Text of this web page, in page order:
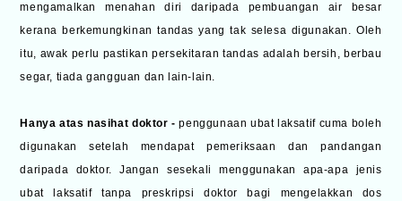
mengamalkan menahan diri daripada pembuangan air besar
kerana berkemungkinan tandas yang tak selesa digunakan. Oleh
itu, awak perlu pastikan persekitaran tandas adalah bersih, berbau
segar, tiada gangguan dan lain-lain.
Hanya atas nasihat doktor -penggunaan ubat laksatif cuma boleh
digunakan setelah mendapat pemeriksaan dan pandangan
daripada doktor. Jangan sesekali menggunakan apa-apa jenis
ubat laksatif tanpa preskripsi doktor bagi mengelakkan dos